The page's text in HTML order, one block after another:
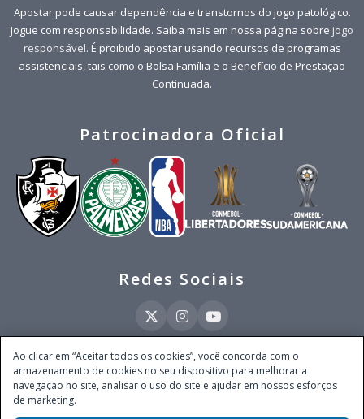
Apostar pode causar dependência e transtornos do jogo patológico.
Jogue com responsabilidade. Saiba mais em nossa página sobre jogo
responsável. É proibido apostar usando recursos de programas
assistenciais, tais como o Bolsa Família e o Benefício de Prestação
Continuada.
Patrocinadora Oficial
Redes Sociais
Este site é operado pela Ventmear Brasil LTDA (CNPJ 52.868.380/0001-84), com
endereço na Avenida Brigadeiro Faria Lima, nº 4.055, 3º andar, Itaim Bibi, no
Município de São Paulo, Estado de São Paulo, CEP 04538-133, Brasil - empresa
autorizada a operar apostas de quota fixa em todo território nacional pela
Ao clicar em “Aceitar todos os cookies”, você concorda com o
armazenamento de cookies no seu dispositivo para melhorar a
navegação no site, analisar o uso do site e ajudar em nossos esforços
de marketing.